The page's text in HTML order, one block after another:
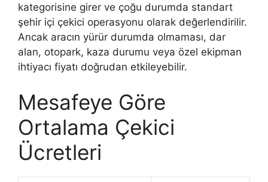
kategorisine girer ve çoğu durumda standart
şehir içi çekici operasyonu olarak değerlendirilir.
Ancak aracın yürür durumda olmaması, dar
alan, otopark, kaza durumu veya özel ekipman
ihtiyacı fiyatı doğrudan etkileyebilir.
Mesafeye Göre
Ortalama Çekici
Ücretleri